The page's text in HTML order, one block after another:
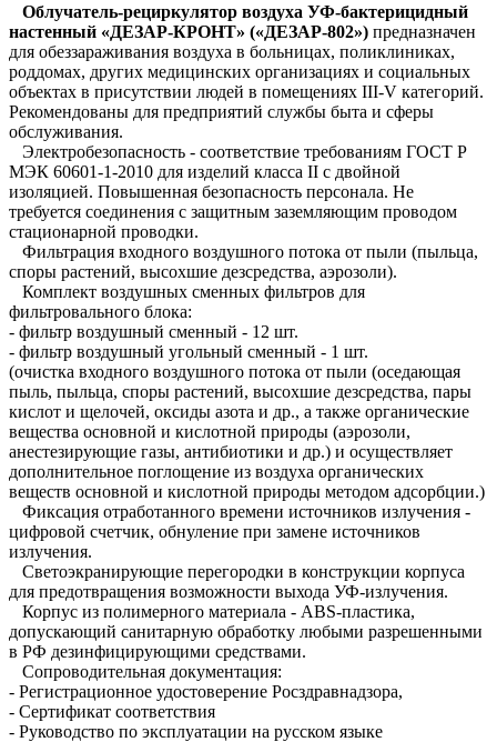
Облучатель-рециркулятор воздуха УФ-бактерицидный
настенный «ДЕЗАР-КРОНТ» («ДЕЗАР-802») предназначен
для обеззараживания воздуха в больницах, поликлиниках,
роддомах, других медицинских организациях и социальных
объектах в присутствии людей в помещениях III-V категорий.
Рекомендованы для предприятий службы быта и сферы
обслуживания.
Электробезопасность - соответствие требованиям ГОСТ Р
МЭК 60601-1-2010 для изделий класса II с двойной
изоляцией. Повышенная безопасность персонала. Не
требуется соединения с защитным заземляющим проводом
стационарной проводки.
Фильтрация входного воздушного потока от пыли (пыльца,
споры растений, высохшие дезсредства, аэрозоли).
Комплект воздушных сменных фильтров для
фильтровального блока:
- фильтр воздушный сменный - 12 шт.
- фильтр воздушный угольный сменный - 1 шт.
(очистка входного воздушного потока от пыли (оседающая
пыль, пыльца, споры растений, высохшие дезсредства, пары
кислот и щелочей, оксиды азота и др., а также органические
вещества основной и кислотной природы (аэрозоли,
анестезирующие газы, антибиотики и др.) и осуществляет
дополнительное поглощение из воздуха органических
веществ основной и кислотной природы методом адсорбции.)
Фиксация отработанного времени источников излучения -
цифровой счетчик, обнуление при замене источников
излучения.
Светоэкранирующие перегородки в конструкции корпуса
для предотвращения возможности выхода УФ-излучения.
Корпус из полимерного материала - ABS-пластика,
допускающий санитарную обработку любыми разрешенными
в РФ дезинфицирующими средствами.
Сопроводительная документация:
- Регистрационное удостоверение Росздравнадзора,
- Сертификат соответствия
- Руководство по эксплуатации на русском языке